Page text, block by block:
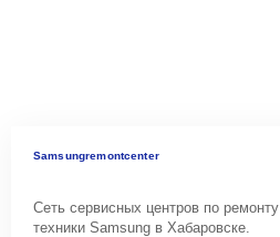
Samsungremontcenter
Сеть сервисных центров по ремонту
техники Samsung в Хабаровске.